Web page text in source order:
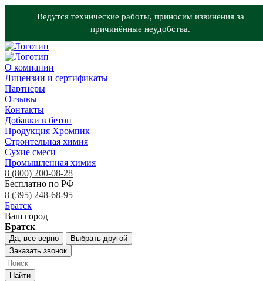
Ведутся технические работы, приносим извинения за
причинённые неудобства.
О компании
Лицензии и сертификаты
Партнеры
Отзывы
Контакты
Добавки в бетон
Продукция Хромпик
Строительная химия
Сухие смеси
Промышленная химия
8 (800) 200-08-28
Бесплатно по РФ
8 (395) 248-68-95
Братск
Ваш город
Братск
Да, все верно
Выбрать другой
Заказать звонок
Найти